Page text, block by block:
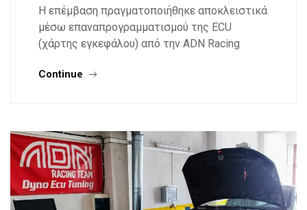
Η επέμβαση πραγματοποιήθηκε αποκλειστικά
μέσω επαναπρογραμματισμού της ECU
(χάρτης εγκεφάλου) από την ADN Racing
Continue